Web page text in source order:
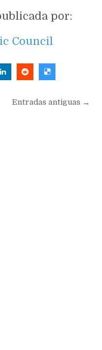
por:
Council
Entradas antiguas →